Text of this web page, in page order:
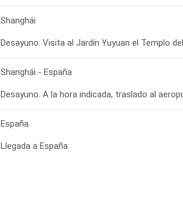
Shanghái
Shanghái - España
España
Llegada a España